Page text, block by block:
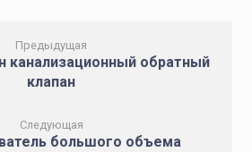
Предыдущая
канализационный обратный
клапан
Следующая
большого объема